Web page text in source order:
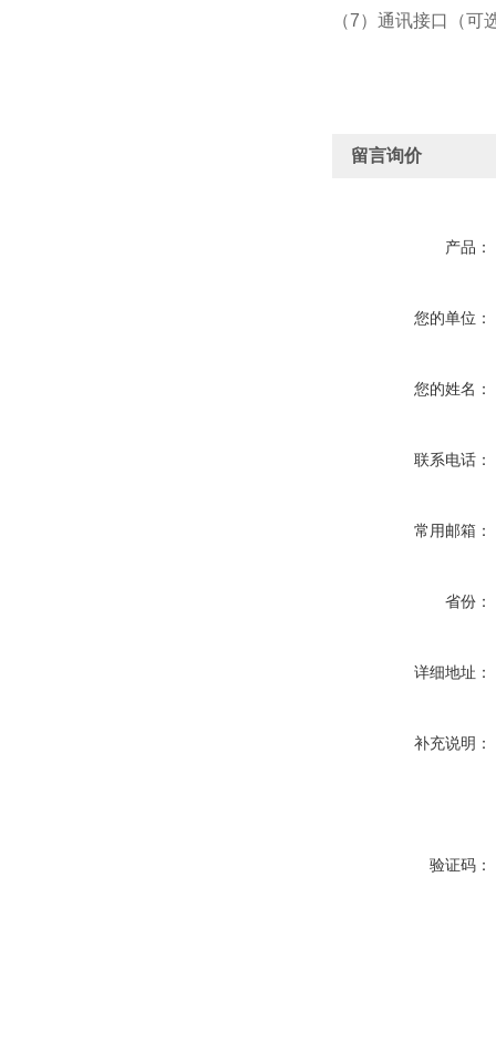
（7）通讯接口（
留言询价
产品：
您的单位：
您的姓名：
联系电话：
常用邮箱：
省份：
详细地址：
补充说明：
验证码：